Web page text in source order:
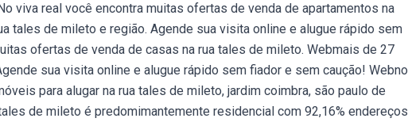
viva real você encontra muitas ofertas de venda de apartamentos na
tales de mileto e região. Agende sua visita online e alugue rápido sem
ofertas de venda de casas na rua tales de mileto. Webmais de 27
sua visita online e alugue rápido sem fiador e sem caução! Webno
para alugar na rua tales de mileto, jardim coimbra, são paulo de
de mileto é predomimantemente residencial com 92,16% endereços